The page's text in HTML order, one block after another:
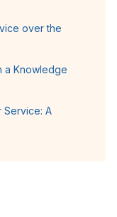
over the
a Knowledge
Service: A